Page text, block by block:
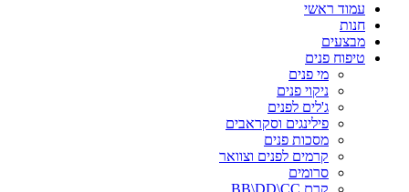
עמוד ראשי
חנות
מבצעים
טיפוח פנים
מי פנים
ניקוי פנים
ג'לים לפנים
פילינגים וסקראבים
מסכות פנים
קרמים לפנים וצוואר
סרומים
קרם BB\DD\CC